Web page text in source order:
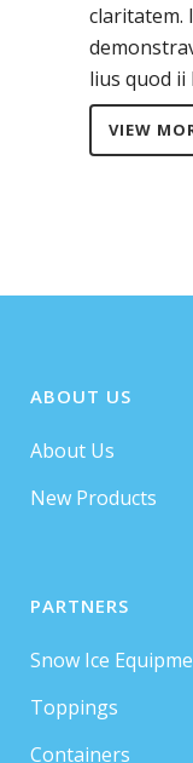
claritatem.
lius quod ii
VIEW
ABOUT US
About Us
New Products
PARTNERS
Snow Ice
Toppings
Containers